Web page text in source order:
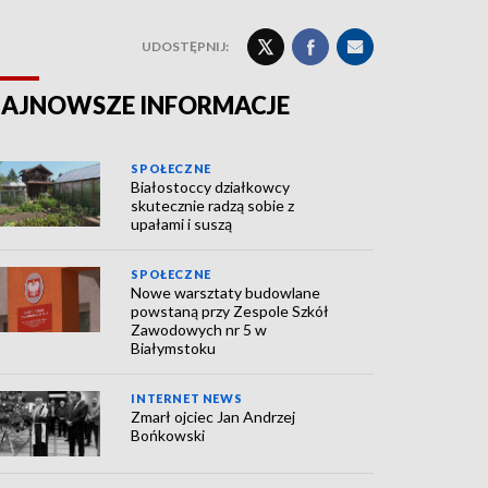
UDOSTĘPNIJ:
INFORMACJE
SPOŁECZNE
Białostoccy działkowcy
skutecznie radzą sobie z
upałami i suszą
SPOŁECZNE
Nowe warsztaty budowlane
powstaną przy Zespole Szkół
Zawodowych nr 5 w
Białymstoku
INTERNET NEWS
Zmarł ojciec Jan Andrzej
Bońkowski